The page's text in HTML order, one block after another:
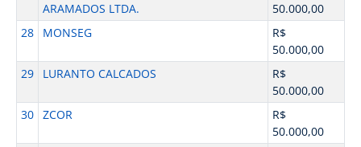
ARAMADOS LTDA.
50.000,00
28
MONSEG
R$
50.000,00
29
LURANTO CALCADOS
R$
50.000,00
30 ZCOR
R$
50.000,00